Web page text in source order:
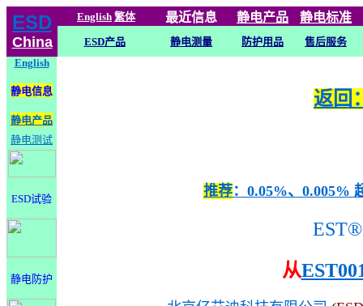
ESD
China
English 繁体 最近信息 静电产品 静电标准
ESD产品 静电测量 防护用品
售后服务
English
静电信息
静电产品
静电测试
ESD试验
静电防护
返回
推荐：0.05%、0.005%
EST®
从